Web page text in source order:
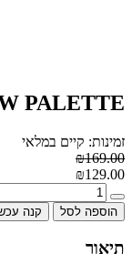
PALETTE
זמינות: קיים במלאי
₪169.00
₪129.00
הוספה לסל קנה
תיאור